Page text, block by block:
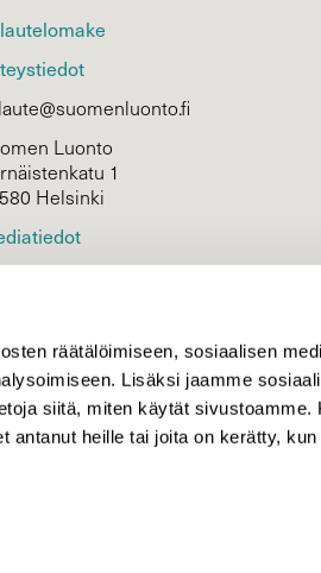
räätälöimiseen, sosiaalisen
Lisäksi jaamme
siitä, miten käytät sivustoamme.
antanut heille tai joita on kerätty,
Luonto
1
Helsinki